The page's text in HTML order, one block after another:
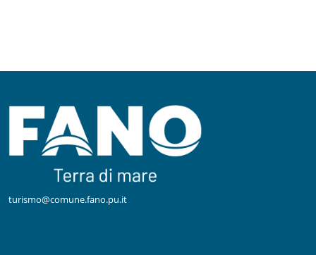
turismo@comune.fano.pu.it